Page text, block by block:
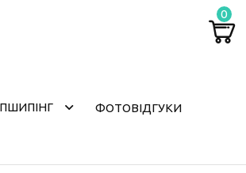
ФОТОВІДГУКИ